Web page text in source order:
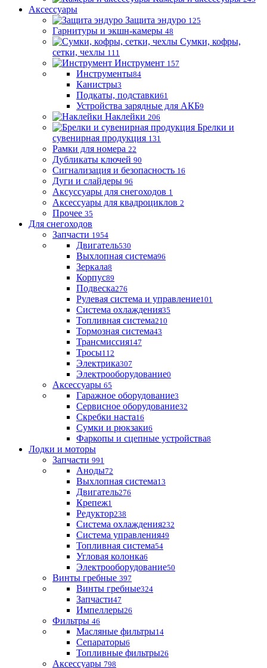
Аксессуары
Защита эндуро 125
Гарнитуры и экшн-камеры 48
Сумки, кофры,
сетки, чехлы 111
Инструмент 157
Инструменты84
Канистры3
Подкаты, подставки61
Устройства зарядные для АКБ9
Наклейки 206
Брелки и
сувенирная продукция 131
Рамки для номера 22
Дубликаты ключей 90
Сигнализация и безопасность 16
Дуги и слайдеры 96
Аксуссуары для снегоходов 1
Аксессуары для квадроциклов 2
Прочее 35
Для снегоходов
Запчасти 1954
Двигатель530
Выхлопная система96
Зеркала8
Корпус89
Подвеска276
Рулевая система и управление101
Система охлаждения35
Топливная система210
Тормозная система43
Трансмиссия147
Тросы112
Электрика307
Электрооборудование0
Аксессуары 65
Гаражное оборудование3
Сервисное оборудование32
Скребки наста16
Сумки и рюкзаки6
Фаркопы и сцепные устройства8
Лодки и моторы
Запчасти 991
Аноды72
Выхлопная система13
Двигатель276
Крепеж1
Редуктор238
Система охлаждения232
Система управления49
Топливная система54
Угловая колонка6
Электрооборудование50
Винты гребные 397
Винты гребные324
Запчасти47
Импеллеры26
Фильтры 46
Масляные фильтры14
Сепараторы6
Топливные фильтры26
Аксессуары 798